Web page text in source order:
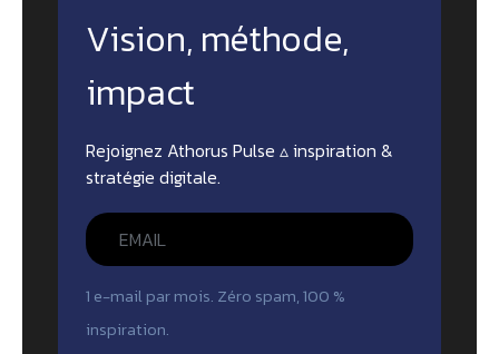
Vision, méthode,
impact
Rejoignez Athorus Pulse ▵ inspiration &
stratégie digitale.
1 e-mail par mois. Zéro spam, 100 %
inspiration.